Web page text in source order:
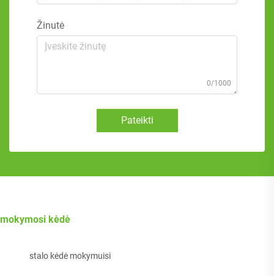
Žinutė
0/1000
Pateikti
mokymosi kėdė
stalo kėdė mokymuisi